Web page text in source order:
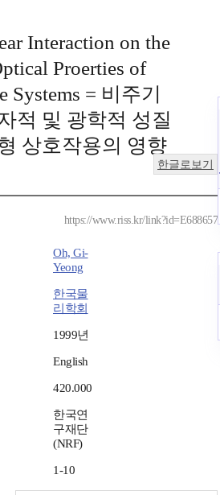
Interaction on the
Proerties of
= 비주기
적 및 광학적 성질
상호작용의 영향
한글로보기
https://www.riss.kr/link?id=E688657
Oh, Gi-
Yeong
한국물
리학회
1999년
English
420.000
한국연
구재단
(NRF)
1-10